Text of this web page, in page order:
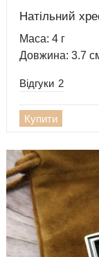
Натільний
Маса: 4 г
Довжина: 3.7
Відгуки 2
Купити